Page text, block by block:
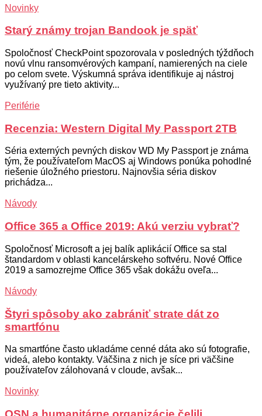
Novinky
Starý známy trojan Bandook je späť
Spoločnosť CheckPoint spozorovala v posledných týždňoch
novú vlnu ransomvérových kampaní, namierených na ciele
po celom svete. Výskumná správa identifikuje aj nástroj
využívaný pre tieto aktivity...
Periférie
Recenzia: Western Digital My Passport 2TB
Séria externých pevných diskov WD My Passport je známa
tým, že používateľom MacOS aj Windows ponúka pohodlné
riešenie úložného priestoru. Najnovšia séria diskov
prichádza...
Návody
Office 365 a Office 2019: Akú verziu vybrať?
Spoločnosť Microsoft a jej balík aplikácií Office sa stal
štandardom v oblasti kancelárskeho softvéru. Nové Office
2019 a samozrejme Office 365 však dokážu oveľa...
Návody
Štyri spôsoby ako zabrániť strate dát zo
smartfónu
Na smartfóne často ukladáme cenné dáta ako sú fotografie,
videá, alebo kontakty. Väčšina z nich je síce pri väčšine
používateľov zálohovaná v cloude, avšak...
Novinky